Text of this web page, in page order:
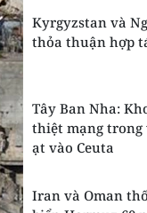
Kyrgyzstan và
thỏa thuận hợp
Tây Ban Nha:
thiệt mạng trong
ạt vào Ceuta
Iran và Oman